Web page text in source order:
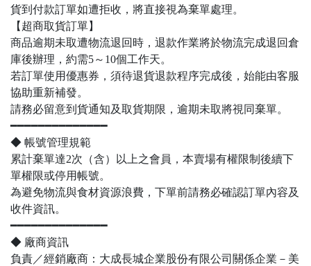
貨到付款訂單如遭拒收，將直接視為棄單處理。
【超商取貨訂單】
商品逾期未取遭物流退回時，退款作業將於物流完成退回倉
庫後辦理，約需5～10個工作天。
若訂單使用優惠券，須待退貨退款程序完成後，始能由客服
協助重新補發。
請務必留意到貨通知及取貨期限，逾期未取將視同棄單。
━━━━━━━━━━━━━━
◆ 帳號管理規範
累計棄單達2次（含）以上之會員，本賣場有權限制後續下
單權限或停用帳號。
為避免物流與食材資源浪費，下單前請務必確認訂單內容及
收件資訊。
━━━━━━━━━━━━━━
◆ 廠商資訊
負責／經銷廠商：大成長城企業股份有限公司關係企業－美